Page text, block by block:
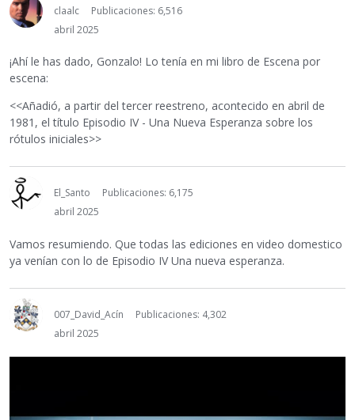
claalc
Publicaciones: 6,516
abril 2025
¡Ahí le has dado, Gonzalo! Lo tenía en mi libro de Escena por
escena:
<<Añadió, a partir del tercer reestreno, acontecido en abril de
1981, el título Episodio IV - Una Nueva Esperanza sobre los
rótulos iniciales>>
El_Santo
Publicaciones: 6,175
abril 2025
Vamos resumiendo. Que todas las ediciones en video domestico
ya venían con lo de Episodio IV Una nueva esperanza.
007_David_Acín
Publicaciones: 4,302
abril 2025